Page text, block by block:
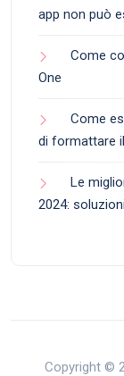
app non può
Come
One
Come
di formattare
Le
2024:
Copyright ©